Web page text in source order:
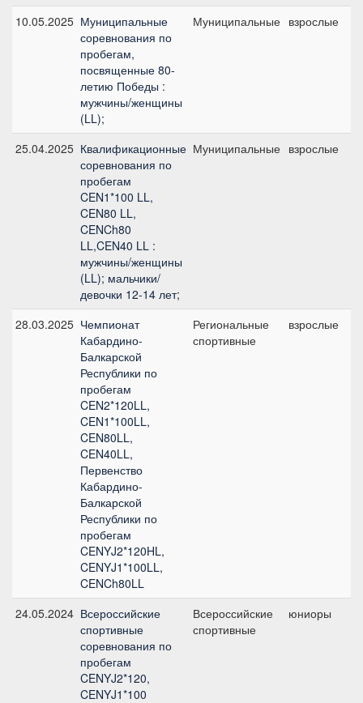
10.05.2025 Муниципальные
соревнования по
пробегам,
посвященные 80-
летию Победы :
мужчины/женщины
(LL);
Муниципальные взрослые
25.04.2025 Квалификационные
соревнования по
пробегам
CEN1*100 LL,
CEN80 LL,
CENCh80
LL,CEN40 LL :
мужчины/женщины
(LL); мальчики/
девочки 12-14 лет;
Муниципальные взрослые
28.03.2025 Чемпионат
Кабардино-
Балкарской
Республики по
пробегам
CEN2*120LL,
CEN1*100LL,
CEN80LL,
CEN40LL,
Первенство
Кабардино-
Балкарской
Республики по
пробегам
CENYJ2*120HL,
CENYJ1*100LL,
CENCh80LL
Региональные
спортивные
взрослые
24.05.2024 Всероссийские
спортивные
соревнования по
пробегам
CENYJ2*120,
CENYJ1*100
Всероссийские
спортивные
юниоры